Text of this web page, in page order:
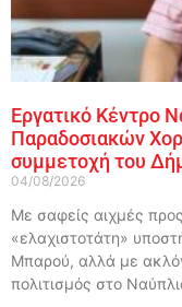
Εργατικό Κέντρο
Παραδοσιακών
συμμετοχή του
04/08/2026
Με σαφείς αιχμές
«ελαχιστοτάτη»
Μπαρού, αλλά με
πολιτισμός στο